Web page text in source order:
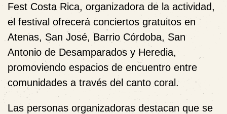
Fest Costa Rica, organizadora de la actividad,
el festival ofrecerá conciertos gratuitos en
Atenas, San José, Barrio Córdoba, San
Antonio de Desamparados y Heredia,
promoviendo espacios de encuentro entre
comunidades a través del canto coral.
Las personas organizadoras destacan que se